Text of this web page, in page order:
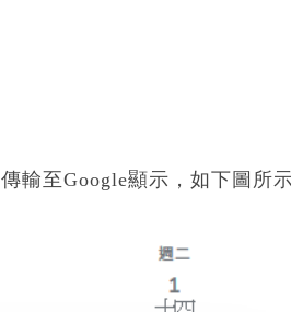
輸至Google顯示，如下圖所